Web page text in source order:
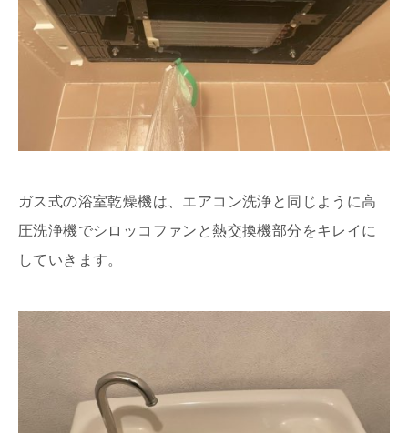
ガス式の浴室乾燥機は、エアコン洗浄と同じように高
圧洗浄機でシロッコファンと熱交換機部分をキレイに
していきます。